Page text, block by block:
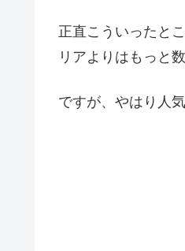
正直こういったと
リアよりはもっと
ですが、やはり人